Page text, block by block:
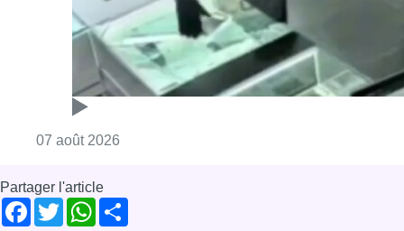
07 août 2026
Partager l'article
Facebook
TwitterWhatsApp